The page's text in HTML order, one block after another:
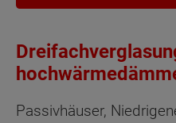
Passivhäuser,